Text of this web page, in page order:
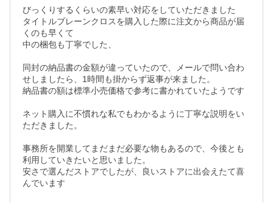
びっくりするくらいの素早い対応をしていただきました
タイトルブレーンクロスを購入した際に注文から商品が届
くのも早くて
中の梱包も丁寧でした、
同封の納品書の金額が違っていたので、メールで問い合わ
せしましたら、1時間も掛からず返事が来ました。
納品書の額は標準小売価格で参考に書かれていたようです
ネット購入に不慣れな私でもわかるように丁寧な説明をい
ただきました。
事務所を開業してまだまだ必要な物もあるので、今後とも
利用していきたいと思いました。
安さで選んだストアでしたが、良いストアに出会えたて喜
んでいます